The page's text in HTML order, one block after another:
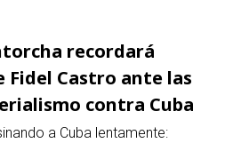
recordará
Fidel Castro ante las
contra Cuba
a Cuba lentamente: